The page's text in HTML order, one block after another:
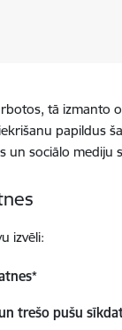
tā izmanto
papildus
un sociālo mediju
izvēli:
*
trešo pušu